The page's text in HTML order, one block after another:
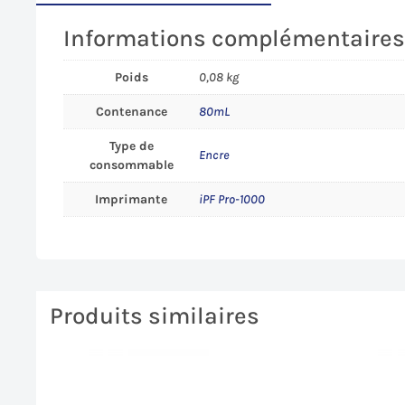
Informations complémentaires
Poids 0,08 kg
Contenance 80mL
Type de
consommable
Encre
Imprimante iPF Pro-1000
Produits similaires